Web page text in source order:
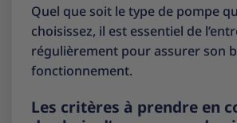
Quel que soit le type de pompe
choisissez, il est essentiel de
régulièrement pour assurer son
fonctionnement.
Les critères à prendre en